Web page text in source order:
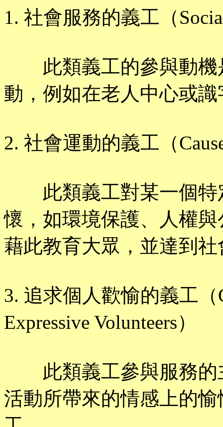
1. 社會服務的義工（
此類義工的參與動機
動，例如在老人中心或
2. 社會運動的義工（
此類義工對某一個特
懷，如環境保護、人權
藉此教育大眾，並達到
3. 追求個人歡愉的義工（
Expressive Volunteers）
此類義工參與服務的
活動所帶來的情感上的